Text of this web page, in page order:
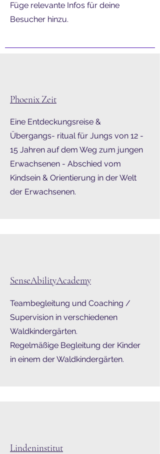
Füge relevante Infos für deine
Besucher hinzu.
Phoenix Zeit
Eine Entdeckungsreise &
Übergangs- ritual für Jungs von 12 -
15 Jahren auf dem Weg zum jungen
Erwachsenen - Abschied vom
Kindsein & Orientierung in der Welt
der Erwachsenen.
SenseAbilityAcademy
Teambegleitung und Coaching /
Supervision in verschiedenen
Waldkindergärten.
Regelmäßige Begleitung der Kinder
in einem der Waldkindergärten.
Lindeninstitut